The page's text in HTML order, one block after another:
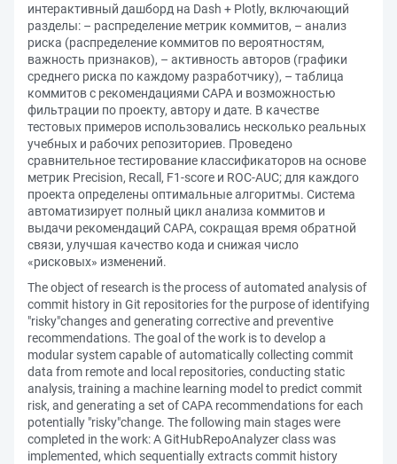
интерактивный дашборд на Dash + Plotly, включающий
разделы: – распределение метрик коммитов, – анализ
риска (распределение коммитов по вероятностям,
важность признаков), – активность авторов (графики
среднего риска по каждому разработчику), – таблица
коммитов с рекомендациями CAPA и возможностью
фильтрации по проекту, автору и дате. В качестве
тестовых примеров использовались несколько реальных
учебных и рабочих репозиториев. Проведено
сравнительное тестирование классификаторов на основе
метрик Precision, Recall, F1-score и ROC-AUC; для каждого
проекта определены оптимальные алгоритмы. Система
автоматизирует полный цикл анализа коммитов и
выдачи рекомендаций CAPA, сокращая время обратной
связи, улучшая качество кода и снижая число
«рисковых» изменений.
The object of research is the process of automated analysis of
commit history in Git repositories for the purpose of identifying
"risky"changes and generating corrective and preventive
recommendations. The goal of the work is to develop a
modular system capable of automatically collecting commit
data from remote and local repositories, conducting static
analysis, training a machine learning model to predict commit
risk, and generating a set of CAPA recommendations for each
potentially "risky"change. The following main stages were
completed in the work: A GitHubRepoAnalyzer class was
implemented, which sequentially extracts commit history